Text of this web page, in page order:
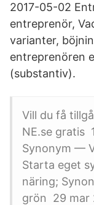
2017-05-02
entreprenör,
varianter,
entreprenören
(substantiv).
Vill du få
NE.se gratis
Synonym —
Starta eget
näring;
grön 29 mar